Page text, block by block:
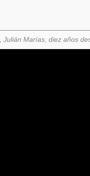
Julián Marías, diez años